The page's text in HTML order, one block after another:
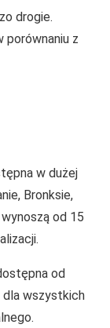
drogie.
porównaniu z
w dużej
Bronksie,
od 15
od
dla wszystkich